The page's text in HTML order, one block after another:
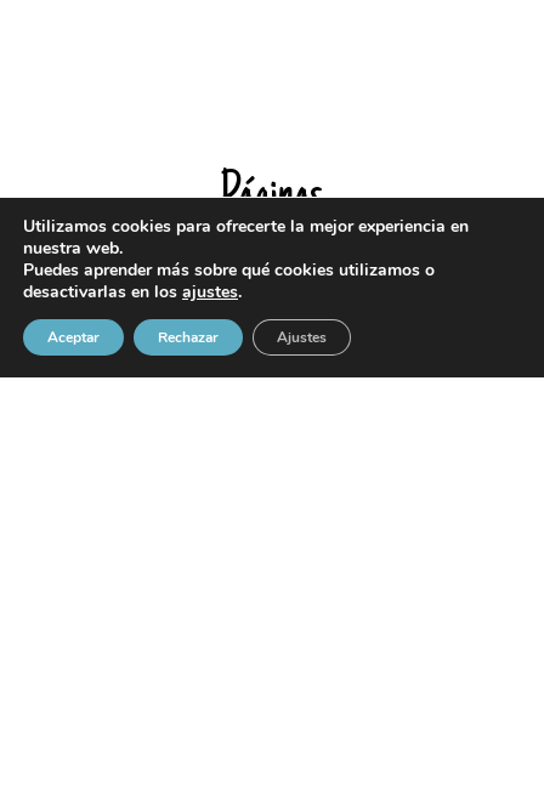
Páginas
Inicio
Tienda
Utilizamos cookies para ofrecerte la mejor experiencia en
nuestra web.
Puedes aprender más sobre qué cookies utilizamos o
desactivarlas en los ajustes.
Aceptar Rechazar Ajustes